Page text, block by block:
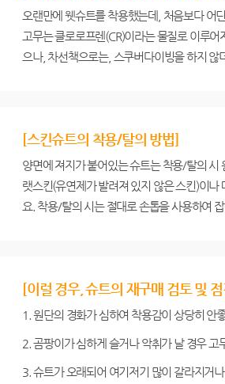
오랜만에 웻슈트를 착용했는데, 처음보다 어
고무는 클로로프렌(CR)이라는 물질로 이루
으나, 차선책으로는, 스쿠버다이빙을 하지
[스킨슈트의 착용/탈의 방법]
양면에 져지가 붙어있는 슈트는 착용/탈의 시
랫스킨(유연제가 발려져 있지 않은 스킨)이
요. 착용/탈의 시는 절대로 손톱을 사용하여
[이럴 경우, 슈트의 재구매 검토 및
1. 원단의 경화가 심하여 착용감이 상당히 안
2. 곰팡이가 심하게 슬거나 악취가 날 경우
3. 슈트가 오래되어 여기저기 많이 갈라지거